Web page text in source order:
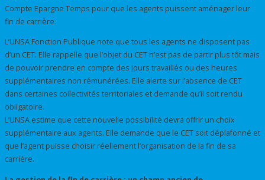
Compte Epargne Temps pour que les agents puissent aménager leur
fin de carrière.
L’UNSA Fonction Publique note que tous les agents ne disposent pas
d’un CET. Elle rappelle que l’objet du CET n’est pas de partir plus tôt mais
de pouvoir prendre en compte des jours travaillés ou des heures
supplémentaires non rémunérées. Elle alerte sur l’absence de CET
dans certaines collectivités territoriales et demande qu’il soit rendu
obligatoire.
L’UNSA estime que cette nouvelle possibilité devra offrir un choix
supplémentaire aux agents. Elle demande que le CET soit déplafonné et
que l’agent puisse choisir réellement l’organisation de la fin de sa
carrière.